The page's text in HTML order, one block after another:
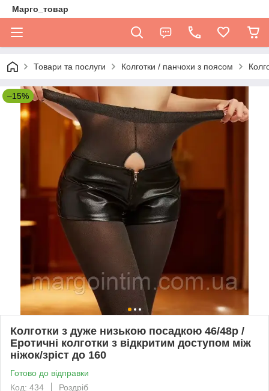
Марго_товар
Товари та послуги Колготки / панчохи з поясом
–15%
Колготки з дуже низькою посадкою 46/48р /
Еротичні колготки з відкритим доступом між
ніжок/зріст до 160
Готово до відправки
Код: 434
Роздріб